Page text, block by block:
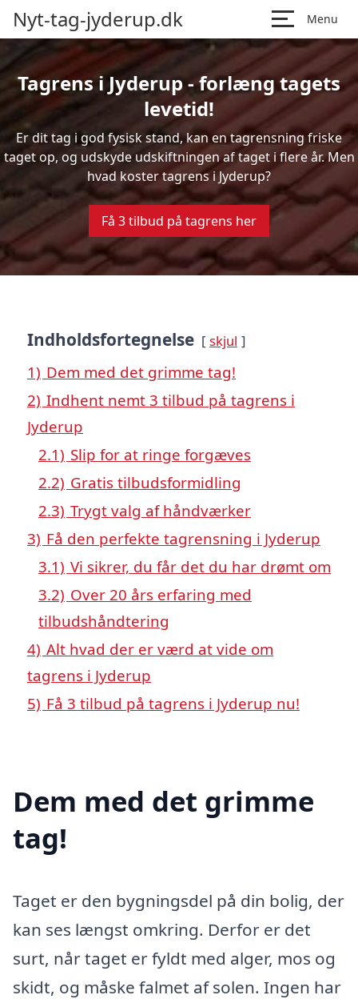
Nyt-tag-jyderup.dk Menu
Tagrens i Jyderup - forlæng tagets
levetid!
Er dit tag i god fysisk stand, kan en tagrensning friske
taget op, og udskyde udskiftningen af taget i flere år. Men
hvad koster tagrens i Jyderup?
Få 3 tilbud på tagrens her
Indholdsfortegnelse skjul
1) Dem med det grimme tag!
2) Indhent nemt 3 tilbud på tagrens i
Jyderup
2.1) Slip for at ringe forgæves
2.2) Gratis tilbudsformidling
2.3) Trygt valg af håndværker
3) Få den perfekte tagrensning i Jyderup
3.1) Vi sikrer, du får det du har drømt om
3.2) Over 20 års erfaring med
tilbudshåndtering
4) Alt hvad der er værd at vide om
tagrens i Jyderup
5) Få 3 tilbud på tagrens i Jyderup nu!
Dem med det grimme
tag!
Taget er den bygningsdel på din bolig, der
kan ses længst omkring. Derfor er det
surt, når taget er fyldt med alger, mos og
skidt, og måske falmet af solen. Ingen har